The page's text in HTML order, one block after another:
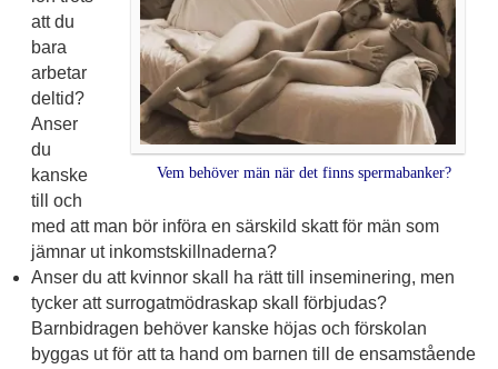
Vem behöver män när det finns spermabanker?
att du
bara
arbetar
deltid?
Anser
du
kanske
till och
med att man bör införa en särskild skatt för män som
jämnar ut inkomstskillnaderna?
Anser du att kvinnor skall ha rätt till inseminering, men
tycker att surrogatmödraskap skall förbjudas?
Barnbidragen behöver kanske höjas och förskolan
byggas ut för att ta hand om barnen till de ensamstående